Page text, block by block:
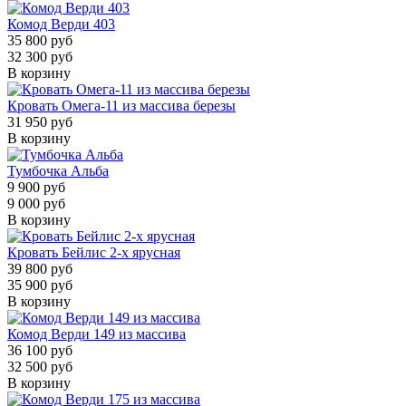
Комод Верди 403
35 800 руб
32 300 руб
В корзину
Кровать Омега-11 из массива березы
31 950 руб
В корзину
Тумбочка Альба
9 900 руб
9 000 руб
В корзину
Кровать Бейлис 2-х ярусная
39 800 руб
35 900 руб
В корзину
Комод Верди 149 из массива
36 100 руб
32 500 руб
В корзину